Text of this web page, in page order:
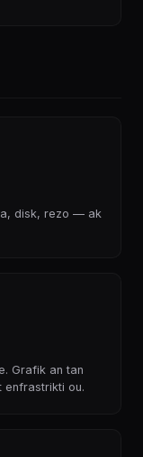
disk, rezo — ak
Grafik an tan
enfrastrikti ou.